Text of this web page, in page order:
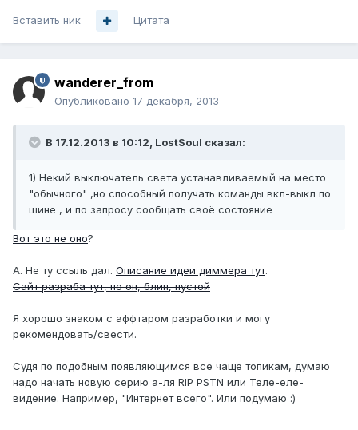
Вставить ник Цитата
wanderer_from
Опубликовано 17 декабря, 2013
В 17.12.2013 в 10:12, LostSoul сказал:
1) Некий выключатель света устанавливаемый на место
"обычного" ,но способный получать команды вкл-выкл по
шине , и по запросу сообщать своё состояние
Вот это не оно?
А. Не ту ссыль дал. Описание идеи диммера тут.
Сайт разраба тут, но он, блин, пустой
Я хорошо знаком с аффтаром разработки и могу
рекомендовать/свести.
Судя по подобным появляющимся все чаще топикам, думаю
надо начать новую серию а-ля RIP PSTN или Теле-еле-
видение. Например, "Интернет всего". Или подумаю :)